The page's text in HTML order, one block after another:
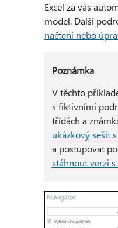
Excel za vás
model. Další
načtení nebo
Poznámka
V těchto
s fiktivními
třídách a
ukázkový sešit
a postupovat
stáhnout verzi